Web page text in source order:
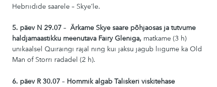
Hebriidide saarele – Skye’le.
5. päev N 29.07 – Ärkame Skye saare põhjaosas ja tutvume
haldjamaastikku meenutava Fairy Gleniga, matkame (3 h)
unikaalsel Quiraingi rajal ning kui jaksu jagub liigume ka Old
Man of Storri radadel (2 h).
6. päev R 30.07 – Hommik algab Taliskeri viskitehase